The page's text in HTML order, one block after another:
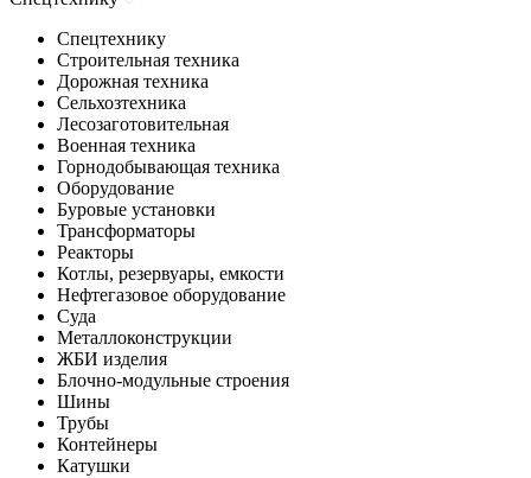
Спецтехнику
Строительная техника
Дорожная техника
Сельхозтехника
Лесозаготовительная
Военная техника
Горнодобывающая техника
Оборудование
Буровые установки
Трансформаторы
Реакторы
Котлы, резервуары, емкости
Нефтегазовое оборудование
Cуда
Металлоконструкции
ЖБИ изделия
Блочно-модульные строения
Шины
Трубы
Контейнеры
Катушки